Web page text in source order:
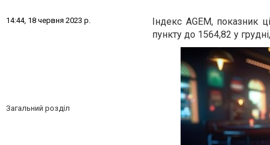
14:44, 18 червня 2023 р.
Загальний розділ
Індекс AGEM, показник
пункту до 1564,82 у